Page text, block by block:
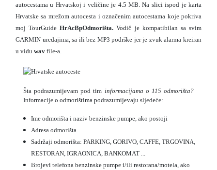
autocestama u Hrvatskoj i veličine je 4.5 MB. Na slici ispod je karta
Hrvatske sa mrežom autocesta i označenim autocestama koje pokriva
moj TourGuide HrAcBpOdmorišta.Vodič je kompatibilan sa svim
GARMIN uređajima, sa ili bez MP3 podrške jer je zvuk alarma kreiran
u vidu wav file-a.
Šta podrazumijevam pod tim informacijama o 115 odmorišta?
Informacije o odmorištima podrazumijevaju sljedeće:
Ime odmorišta i naziv benzinske pumpe, ako postoji
Adresa odmorišta
Sadržaji odmorišta: PARKING, GORIVO, CAFFE, TRGOVINA,
RESTORAN, IGRAONICA, BANKOMAT ...
Brojevi telefona benzinske pumpe i/ili restorana/motela, ako